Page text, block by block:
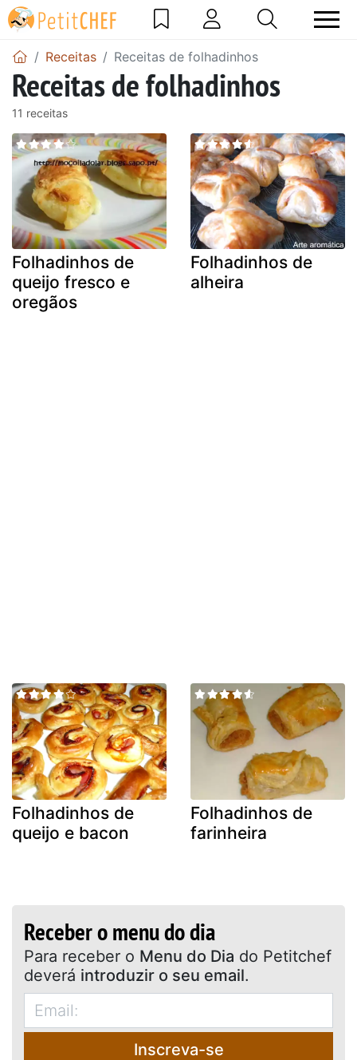
Receitas Receitas de folhadinhos
Receitas de folhadinhos
11 receitas
Folhadinhos de
queijo fresco e
oregãos
Folhadinhos de
alheira
Folhadinhos de
queijo e bacon
Folhadinhos de
farinheira
Receber o menu do dia
Para receber o Menu do Dia do Petitchef
deverá introduzir o seu email.
Inscreva-se